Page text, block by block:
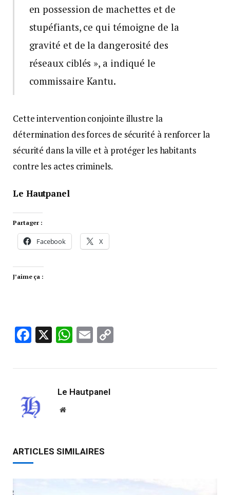
en possession de machettes et de
stupéfiants, ce qui témoigne de la
gravité et de la dangerosité des
réseaux ciblés », a indiqué le
commissaire Kantu.
Cette intervention conjointe illustre la
détermination des forces de sécurité à renforcer la
sécurité dans la ville et à protéger les habitants
contre les actes criminels.
Le Hautpanel
Partager :
Facebook X
J’aime ça :
Facebook
X WhatsApp
Email
Le Hautpanel
Website
ARTICLES SIMILAIRES